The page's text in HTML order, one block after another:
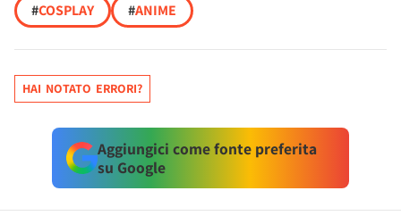
#COSPLAY #ANIME
HAI NOTATO ERRORI?
Aggiungici come fonte preferita
su Google